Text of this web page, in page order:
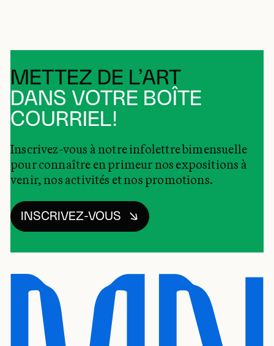
METTEZ DE L’ART
DANS VOTRE BOÎTE
COURRIEL!
Inscrivez-vous à notre infolettre bimensuelle
pour connaître en primeur nos expositions à
venir, nos activités et nos promotions.
INSCRIVEZ-VOUS